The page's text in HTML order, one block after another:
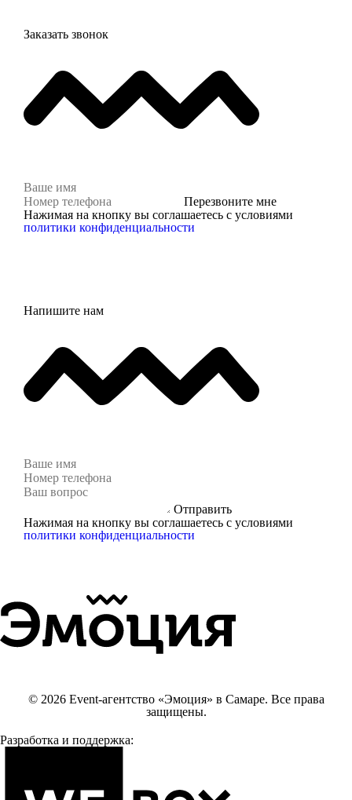
Заказать звонок
Перезвоните мне
Нажимая на кнопку вы соглашаетесь с условиями
политики конфиденциальности
Напишите нам
Отправить
Нажимая на кнопку вы соглашаетесь с условиями
политики конфиденциальности
© 2026 Event-агентство «Эмоция» в Самаре. Все права
защищены.
Разработка и поддержка: